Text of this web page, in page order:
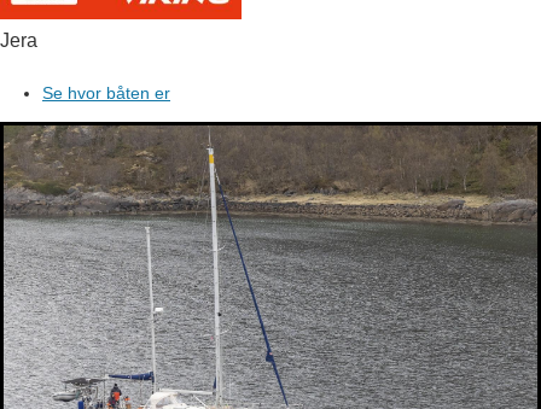
Jera
Se hvor båten er